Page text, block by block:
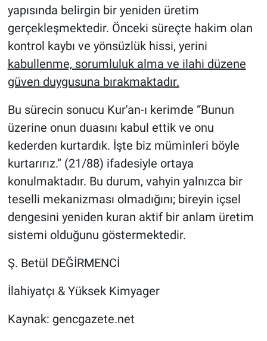
yapısında belirgin bir yeniden üretim
gerçekleşmektedir. Önceki süreçte hakim olan
kontrol kaybı ve yönsüzlük hissi, yerini
kabullenme, sorumluluk alma ve ilahi düzene
güven duygusuna bırakmaktadır.
Bu sürecin sonucu Kur'an-ı kerimde “Bunun
üzerine onun duasını kabul ettik ve onu
kederden kurtardık. İşte biz müminleri böyle
kurtarırız.” (21/88) ifadesiyle ortaya
konulmaktadır. Bu durum, vahyin yalnızca bir
teselli mekanizması olmadığını; bireyin içsel
dengesini yeniden kuran aktif bir anlam üretim
sistemi olduğunu göstermektedir.
Ş. Betül DEĞİRMENCİ
İlahiyatçı & Yüksek Kimyager
Kaynak: gencgazete.net